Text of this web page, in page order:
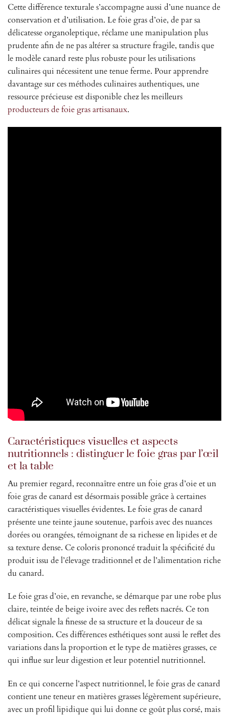
Cette différence texturale s’accompagne aussi d’une nuance de
conservation et d’utilisation. Le foie gras d’oie, de par sa
délicatesse organoleptique, réclame une manipulation plus
prudente afin de ne pas altérer sa structure fragile, tandis que
le modèle canard reste plus robuste pour les utilisations
culinaires qui nécessitent une tenue ferme. Pour apprendre
davantage sur ces méthodes culinaires authentiques, une
ressource précieuse est disponible chez les meilleurs
producteurs de foie gras artisanaux.
Caractéristiques visuelles et aspects
nutritionnels : distinguer le foie gras par l’œil
et la table
Au premier regard, reconnaître entre un foie gras d’oie et un
foie gras de canard est désormais possible grâce à certaines
caractéristiques visuelles évidentes. Le foie gras de canard
présente une teinte jaune soutenue, parfois avec des nuances
dorées ou orangées, témoignant de sa richesse en lipides et de
sa texture dense. Ce coloris prononcé traduit la spécificité du
produit issu de l’élevage traditionnel et de l’alimentation riche
du canard.
Le foie gras d’oie, en revanche, se démarque par une robe plus
claire, teintée de beige ivoire avec des reflets nacrés. Ce ton
délicat signale la finesse de sa structure et la douceur de sa
composition. Ces différences esthétiques sont aussi le reflet des
variations dans la proportion et le type de matières grasses, ce
qui influe sur leur digestion et leur potentiel nutritionnel.
En ce qui concerne l’aspect nutritionnel, le foie gras de canard
contient une teneur en matières grasses légèrement supérieure,
avec un profil lipidique qui lui donne ce goût plus corsé, mais